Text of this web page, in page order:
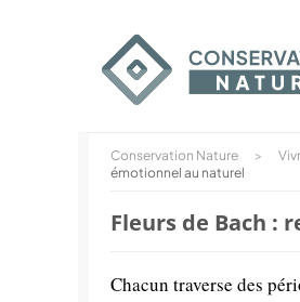
Conservation Nature >
émotionnel au naturel
Fleurs de Bach :
Chacun traverse des